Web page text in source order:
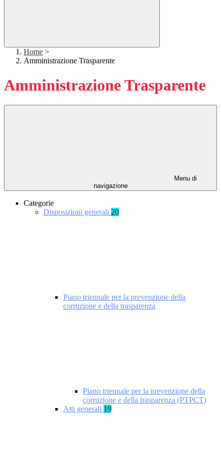
Home >
Amministrazione Trasparente
Amministrazione Trasparente
Menu di
navigazione
Categorie
Disposizioni generali 20
Piano triennale per la prevenzione della
corruzione e della trasparenza
Piano triennale per la prevenzione della
corruzione e della trasparenza (PTPCT)
Atti generali 19